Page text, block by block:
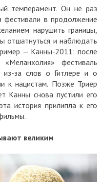
темперамент. Он не раз
фестивали в продолжение
нарушить границы,
отшатнуться и наблюдать
— Канны-2011: после
фестиваль
за слов о Гитлере и о
к нацистам. Позже Триер
Канны снова пустили его
история прилипла к его
великим